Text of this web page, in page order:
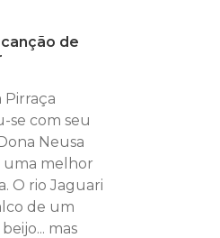
de
Pirraça
se com seu
Neusa
uma melhor
O rio Jaguari
de um
mas